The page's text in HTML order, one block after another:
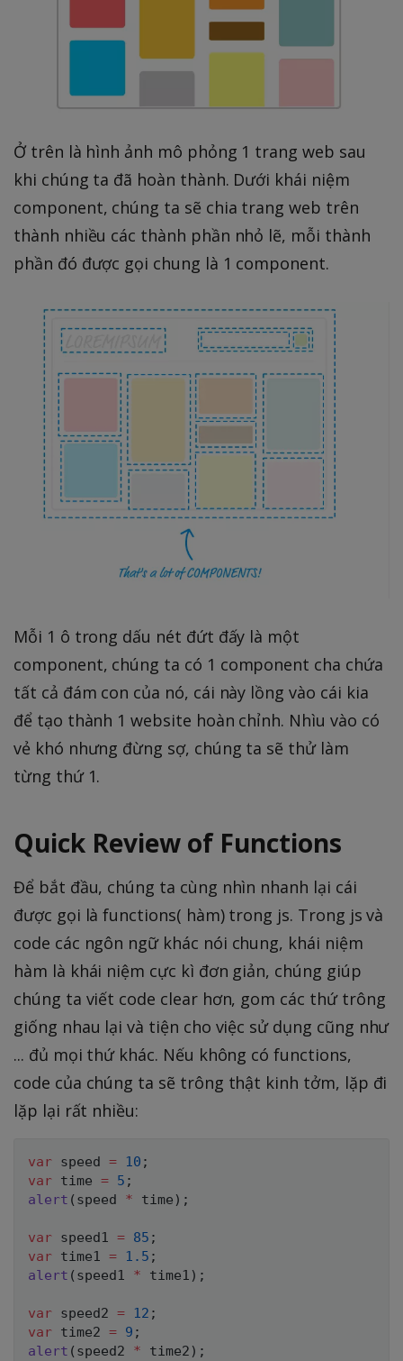
Ở trên là hình ảnh mô phỏng 1 trang web sau
khi chúng ta đã hoàn thành. Dưới khái niệm
component, chúng ta sẽ chia trang web trên
thành nhiều các thành phần nhỏ lẽ, mỗi thành
phần đó được gọi chung là 1 component.
Mỗi 1 ô trong dấu nét đứt đấy là một
component, chúng ta có 1 component cha chứa
tất cả đám con của nó, cái này lồng vào cái kia
để tạo thành 1 website hoàn chỉnh. Nhìu vào có
vẻ khó nhưng đừng sợ, chúng ta sẽ thử làm
từng thứ 1.
Quick Review of Functions
Để bắt đầu, chúng ta cùng nhìn nhanh lại cái
được gọi là functions( hàm) trong js. Trong js và
code các ngôn ngữ khác nói chung, khái niệm
hàm là khái niệm cực kì đơn giản, chúng giúp
chúng ta viết code clear hơn, gom các thứ trông
giống nhau lại và tiện cho việc sử dụng cũng như
... đủ mọi thứ khác. Nếu không có functions,
code của chúng ta sẽ trông thật kinh tởm, lặp đi
lặp lại rất nhiều:
var speed = 10 ;
var time = 5 ;
alert ( speed * time ) ;
var speed1 = 85 ;
var time1 = 1.5 ;
alert ( speed1 * time1 ) ;
var speed2 = 12 ;
var time2 = 9 ;
alert ( speed2 * time2 ) ;